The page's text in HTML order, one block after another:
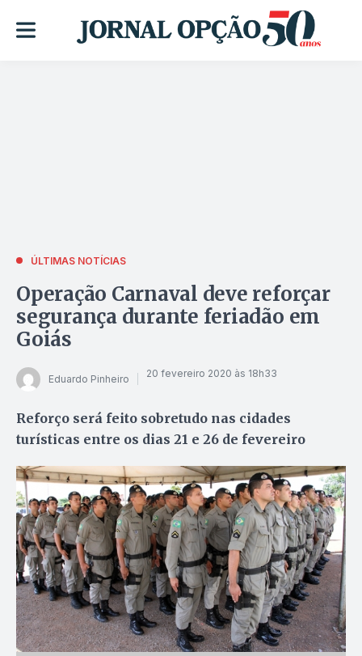
ÚLTIMAS NOTÍCIAS
Operação Carnaval deve reforçar
segurança durante feriadão em
Goiás
Eduardo Pinheiro 20 fevereiro 2020 às 18h33
Reforço será feito sobretudo nas cidades
turísticas entre os dias 21 e 26 de fevereiro